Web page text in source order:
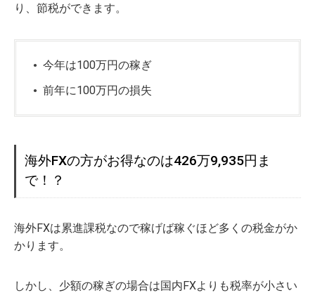
り、節税ができます。
今年は100万円の稼ぎ
前年に100万円の損失
海外FXの方がお得なのは426万9,935円ま
で！？
海外FXは累進課税なので稼げば稼ぐほど多くの税金がか
かります。
しかし、少額の稼ぎの場合は国内FXよりも税率が小さい